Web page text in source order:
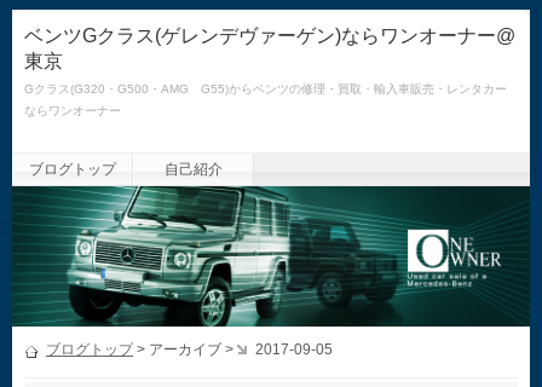
ベンツGクラス(ゲレンデヴァーゲン)ならワンオーナー@
東京
Gクラス(G320・G500・AMG G55)からベンツの修理・買取・輸入車販売・レンタカー
ならワンオーナー
ブログトップ 自己紹介
ブログトップ> アーカイブ > 2017-09-05